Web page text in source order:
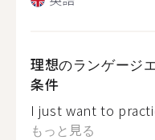
理想のランゲージ
条件
I just want to
もっと見る